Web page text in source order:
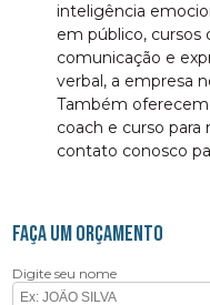
inteligência
em público, cursos
comunicação e
verbal, a empresa
Também
coach e curso para
contato conosco
FAÇA UM ORÇAMENTO
Digite seu nome